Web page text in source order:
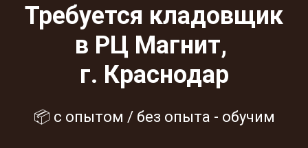
Требуется кладовщик
в РЦ Магнит,
г. Краснодар
📦 с опытом / без опыта - обучим